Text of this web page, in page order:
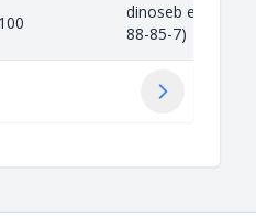
dinoseb et ses
88-85-7)
Siguiente